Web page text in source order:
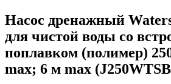
Насос дренажный
для чистой воды со
поплавком (полимер)
max; 6 м max